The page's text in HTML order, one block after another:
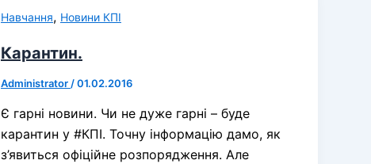
Навчання, Новини КПІ
Карантин.
Administrator /01.02.2016
Є гарні новини. Чи не дуже гарні – буде
карантин у #КПІ. Точну інформацію дамо, як
з’явиться офіційне розпорядження. Але